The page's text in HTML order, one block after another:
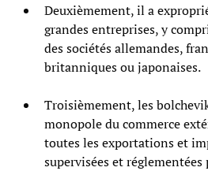
Deuxièmement, il a
grandes entreprises, y
des sociétés allemandes,
britanniques ou japonaises.
Troisièmement, les
monopole du commerce
toutes les exportations et
supervisées et